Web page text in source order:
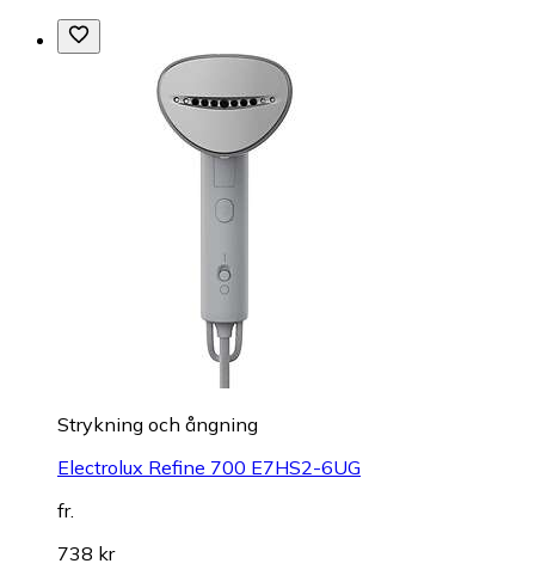
Strykning och ångning
Electrolux Refine 700 E7HS2-6UG
fr.
738 kr